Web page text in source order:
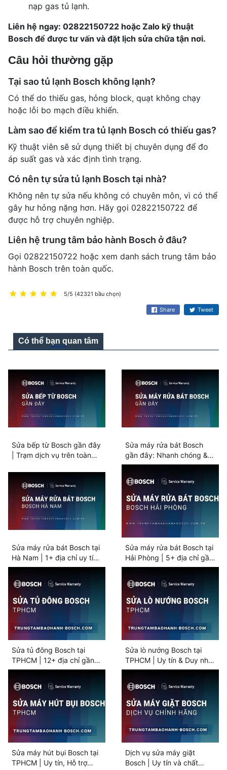
nạp gas tủ lạnh.
Liên hệ ngay: 02822150722 hoặc Zalo kỹ thuật
Bosch để được tư vấn và đặt lịch sửa chữa tận nơi.
Câu hỏi thường gặp
Tại sao tủ lạnh Bosch không lạnh?
Có thể do thiếu gas, hỏng block, quạt không chạy
hoặc lỗi bo mạch điều khiển.
Làm sao để kiểm tra tủ lạnh Bosch có thiếu gas?
Kỹ thuật viên sẽ sử dụng thiết bị chuyên dụng để đo
áp suất gas và xác định tình trạng.
Có nên tự sửa tủ lạnh Bosch tại nhà?
Không nên tự sửa nếu không có chuyên môn, vì có thể
gây hư hỏng nặng hơn. Hãy gọi 02822150722 để
được hỗ trợ chuyên nghiệp.
Liên hệ trung tâm bảo hành Bosch ở đâu?
Gọi 02822150722 hoặc xem danh sách trung tâm bảo
hành Bosch trên toàn quốc.
5/5 (42321 bầu chọn)
Share Tweet
Có thể bạn quan tâm
Sửa bếp từ Bosch gần đây
| Trạm dịch vụ trên toàn
Sửa máy rửa bát Bosch
gần đây: Nhanh chóng &
Tin cậy
Sửa máy rửa bát Bosch tại
Hà Nam | 1+ địa chỉ uy tín
gần bạn
Sửa máy rửa bát Bosch tại
Hải Phòng | 5+ địa chỉ gần
bạn
Sửa tủ đông Bosch tại
TPHCM | 12+ địa chỉ gần
bạn
Sửa lò nướng Bosch tại
TPHCM | Uy tín & Duy nhất
[Hỗ trợ 24/7]
Sửa máy hút bụi Bosch tại
TPHCM | Uy tín, Hỗ trợ
Dịch vụ sửa máy giặt
Bosch | Uy tín và chất